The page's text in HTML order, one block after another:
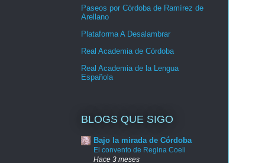
Paseos por Córdoba de Ramírez de
Arellano
Plataforma A Desalambrar
Real Academia de Córdoba
Real Academia de la Lengua
Española
BLOGS QUE SIGO
Bajo la mirada de Córdoba
El convento de Regina Coeli
Hace 3 meses